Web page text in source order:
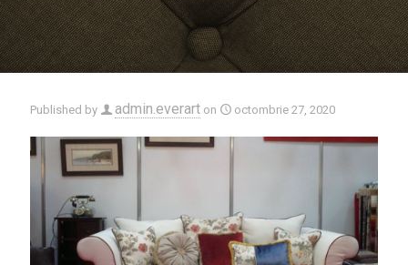
Published by admin.everart on octombrie 27, 2020